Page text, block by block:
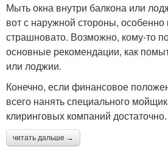
Мыть окна внутри балкона или
вот с наружной стороны,
страшновато. Возможно, кому-то
основные рекомендации, как
или лоджии.
Конечно, если финансовое
всего нанять специального
клиринговых компаний достаточно.
читать дальше →